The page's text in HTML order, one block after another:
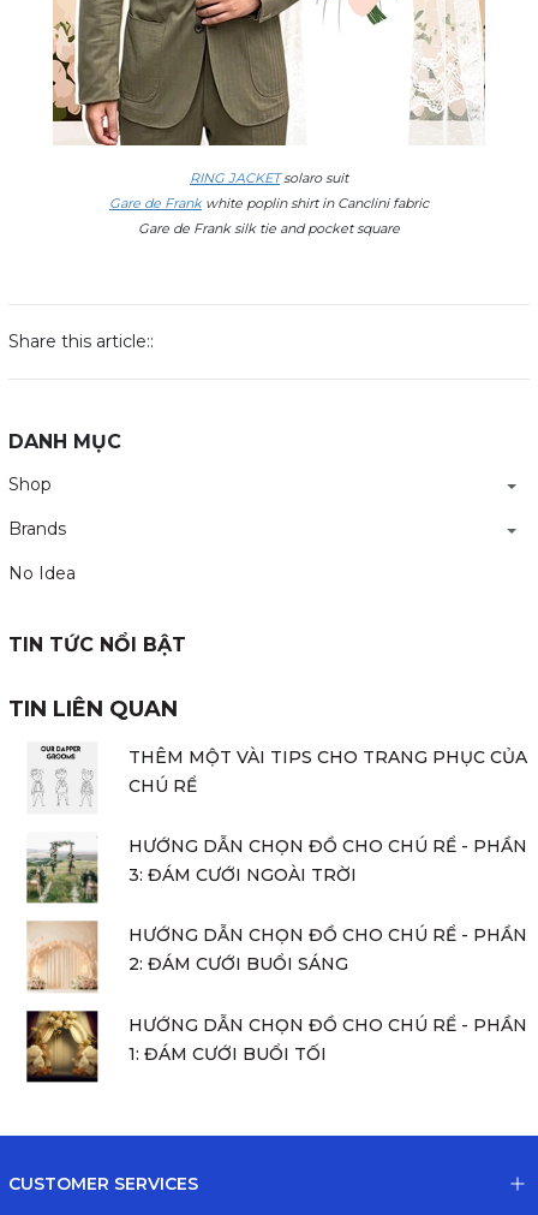
RING JACKETsolaro suit
Gare de Frankwhite poplin shirt in Canclini fabric
Gare de Frank silk tie and pocket square
Share this article::
DANH MỤC
Shop
Brands
No Idea
TIN TỨC NỔI BẬT
TIN LIÊN QUAN
THÊM MỘT VÀI TIPS CHO TRANG PHỤC CỦA
CHÚ RỂ
HƯỚNG DẪN CHỌN ĐỒ CHO CHÚ RỂ - PHẦN
3: ĐÁM CƯỚI NGOÀI TRỜI
HƯỚNG DẪN CHỌN ĐỒ CHO CHÚ RỂ - PHẦN
2: ĐÁM CƯỚI BUỔI SÁNG
HƯỚNG DẪN CHỌN ĐỒ CHO CHÚ RỂ - PHẦN
1: ĐÁM CƯỚI BUỔI TỐI
CUSTOMER SERVICES